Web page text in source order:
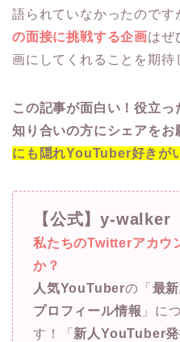
語られていなかったのです
の面接に挑戦する企画はぜ
画にしてくれることを期待
この記事が面白い！役立
知り合いの方にシェアをお
にも隠れYouTuber好きが
【公式】y-walker
私たちのTwitterアカウ
か？
人気YouTuberの「 最
プロフィール情報 」に
す！「 新人YouTuber